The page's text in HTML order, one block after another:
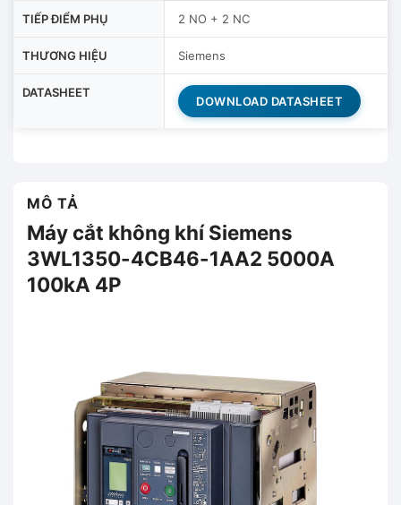
TIẾP ĐIỂM PHỤ 2 NO + 2 NC
THƯƠNG HIỆU Siemens
DATASHEET
DOWNLOAD DATASHEET
MÔ TẢ
Máy cắt không khí Siemens
3WL1350-4CB46-1AA2 5000A
100kA 4P